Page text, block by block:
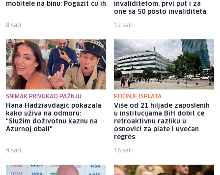
mobitele na binu: Pogazit ću ih
8 sati
invaliditetom, prvi put i za
one sa 50 posto invaliditeta
12 sati
SNIMAK PRIVUKAO PAŽNJU
Hana Hadžiavdagić pokazala
kako uživa na odmoru:
"Služim doživotnu kaznu na
Azurnoj obali"
9 sati
POČINJE ISPLATA
Više od 21 hiljade zaposlenih
u institucijama BiH dobit će
retroaktivnu razliku u
osnovici za plate i uvećan
regres
16 sati